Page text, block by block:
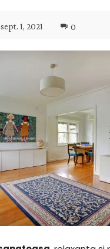
sept. 1, 2021 0